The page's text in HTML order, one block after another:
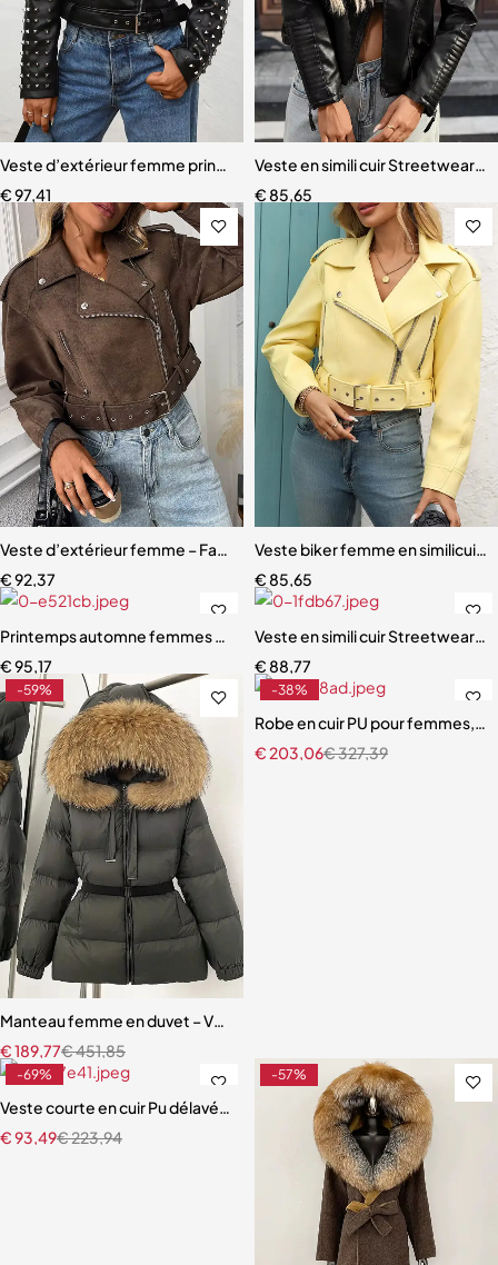
Veste d’extérieur femme printemps-automne – Faux cuir noir,
€97,41
Veste en simili cuir Streetwear
€ 85,65
Veste d’extérieur femme – Faux cuir rétro ample, style biker
€92,37
Veste biker femme en similicuir
€ 85,65
Printemps automne femmes Streetwear Rivet fermeture éclair
€95,17
Veste en simili cuir Streetwear
€ 88,77
-59%
Manteau femme en duvet – Veste à capuche avec vraie fourrure
€451,85
€189,77
-38%
Robe en cuir PU pour femmes,
€327,39
€203,06
-69%
Veste courte en cuir Pu délavé, nouveau Style, col de costume, taille
€223,94
€93,49
-57%